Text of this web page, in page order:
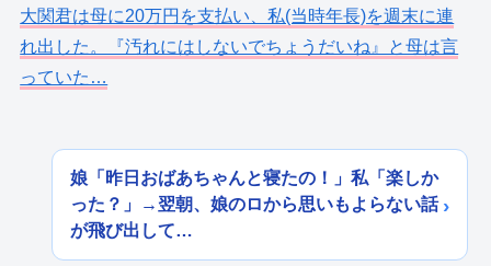
大関君は母に20万円を支払い、私(当時年長)を週末に連
れ出した。『汚れにはしないでちょうだいね』と母は言
っていた…
娘「昨日おばあちゃんと寝たの！」私「楽しか
った？」→翌朝、娘のロから思いもよらない話
が飛び出して…